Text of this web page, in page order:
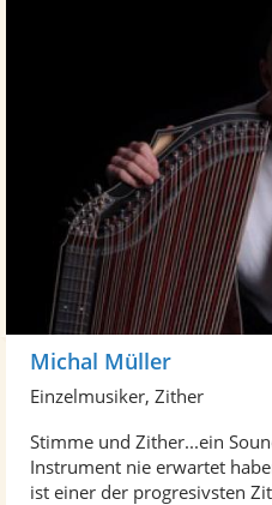
Michal Müller
Einzelmusiker, Zither
Stimme und Zither...ein
Instrument nie erwartet
ist einer der progresivsten